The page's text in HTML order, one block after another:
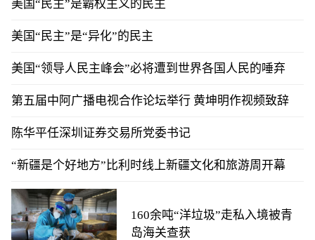
美国“民主”是霸权主义的民主
美国“民主”是“异化”的民主
美国“领导人民主峰会”必将遭到世界各国人民的唾弃
第五届中阿广播电视合作论坛举行 黄坤明作视频致辞
陈华平任深圳证券交易所党委书记
“新疆是个好地方”比利时线上新疆文化和旅游周开幕
160余吨“洋垃圾”走私入境被青
岛海关查获